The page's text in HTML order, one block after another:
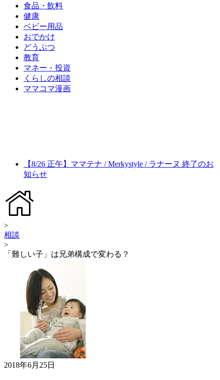
食品・飲料
健康
ベビー用品
おでかけ
どうぶつ
教育
マネー・投資
くらしの相談
ママコマ漫画
【8/26 正午】ママテナ / Merkystyle / ラナーヌ 終了のお
知らせ
>
相談
>
「難しい子」は兄弟構成で変わる？
2018年6月25日